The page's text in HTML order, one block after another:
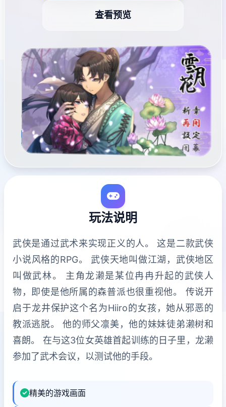
查看预览
玩法说明
武侠是通过武术来实现正义的人。 这是二款武侠
小说风格的RPG。 武侠天地叫做江湖，武侠地区
叫做武林。 主角龙濑是某位冉冉升起的武侠人
物，即使是他所属的森普派也很重视他。 传说开
启于龙井保护这个名为Hiiro的女孩，她从邪恶的
教派逃脱。 他的师父凛美，他的妹妹徒弟濑树和
喜朗。 在与这3位女英雄首起训练的日子里，龙濑
参加了武术会议，以测试他的手段。
精美的游戏画面